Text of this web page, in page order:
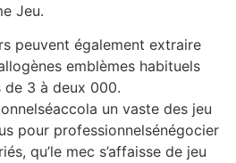
Jeu.
peuvent également extraire
emblèmes habituels
3 à deux 000.
un vaste des jeu
pour professionnelsénégocier
qu’le mec s’affaisse de jeu